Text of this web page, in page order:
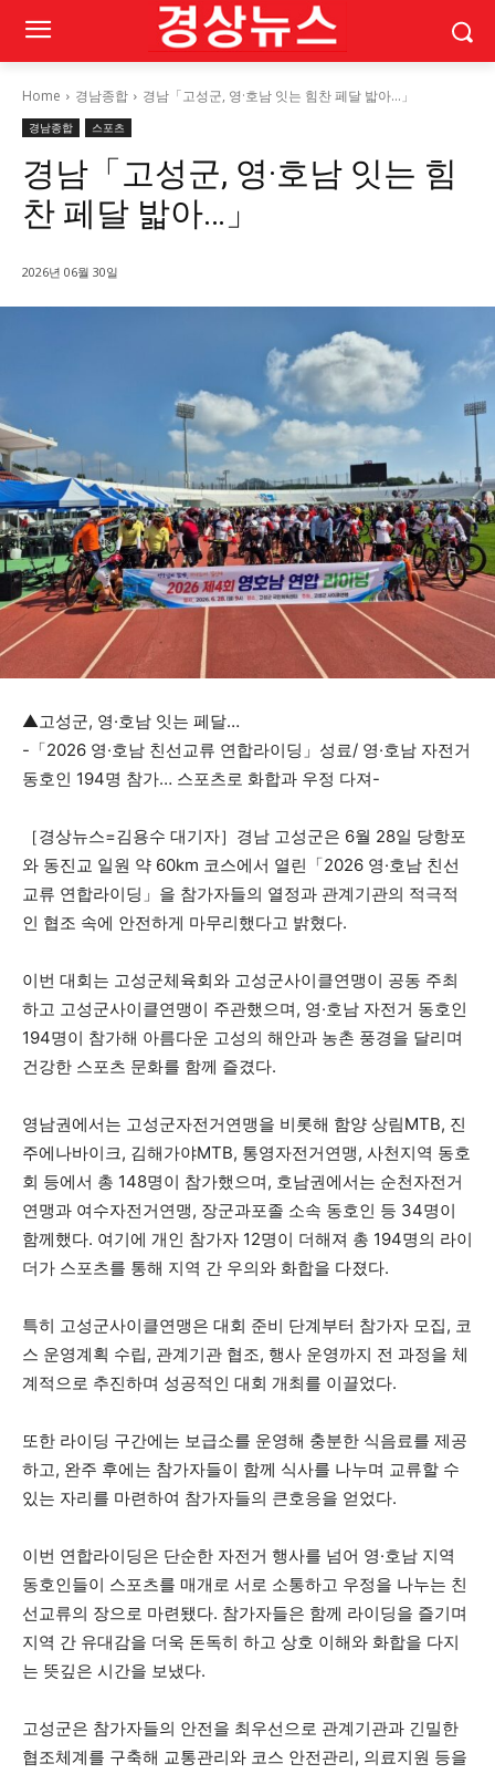
Home 경남종합 경남「고성군, 영·호남 잇는 힘찬 페달 밟아…」
경남종합 스포츠
경남「고성군, 영·호남 잇는 힘
찬 페달 밟아…」
2026년 06월 30일
▲고성군, 영·호남 잇는 페달…
-「2026 영·호남 친선교류 연합라이딩」성료/ 영·호남 자전거
동호인 194명 참가… 스포츠로 화합과 우정 다져-
［경상뉴스=김용수 대기자］경남 고성군은 6월 28일 당항포
와 동진교 일원 약 60km 코스에서 열린「2026 영·호남 친선
교류 연합라이딩」을 참가자들의 열정과 관계기관의 적극적
인 협조 속에 안전하게 마무리했다고 밝혔다.
이번 대회는 고성군체육회와 고성군사이클연맹이 공동 주최
하고 고성군사이클연맹이 주관했으며, 영·호남 자전거 동호인
194명이 참가해 아름다운 고성의 해안과 농촌 풍경을 달리며
건강한 스포츠 문화를 함께 즐겼다.
영남권에서는 고성군자전거연맹을 비롯해 함양 상림MTB, 진
주에나바이크, 김해가야MTB, 통영자전거연맹, 사천지역 동호
회 등에서 총 148명이 참가했으며, 호남권에서는 순천자전거
연맹과 여수자전거연맹, 장군과포졸 소속 동호인 등 34명이
함께했다. 여기에 개인 참가자 12명이 더해져 총 194명의 라이
더가 스포츠를 통해 지역 간 우의와 화합을 다졌다.
특히 고성군사이클연맹은 대회 준비 단계부터 참가자 모집, 코
스 운영계획 수립, 관계기관 협조, 행사 운영까지 전 과정을 체
계적으로 추진하며 성공적인 대회 개최를 이끌었다.
또한 라이딩 구간에는 보급소를 운영해 충분한 식음료를 제공
하고, 완주 후에는 참가자들이 함께 식사를 나누며 교류할 수
있는 자리를 마련하여 참가자들의 큰호응을 얻었다.
이번 연합라이딩은 단순한 자전거 행사를 넘어 영·호남 지역
동호인들이 스포츠를 매개로 서로 소통하고 우정을 나누는 친
선교류의 장으로 마련됐다. 참가자들은 함께 라이딩을 즐기며
지역 간 유대감을 더욱 돈독히 하고 상호 이해와 화합을 다지
는 뜻깊은 시간을 보냈다.
고성군은 참가자들의 안전을 최우선으로 관계기관과 긴밀한
협조체계를 구축해 교통관리와 코스 안전관리, 의료지원 등을